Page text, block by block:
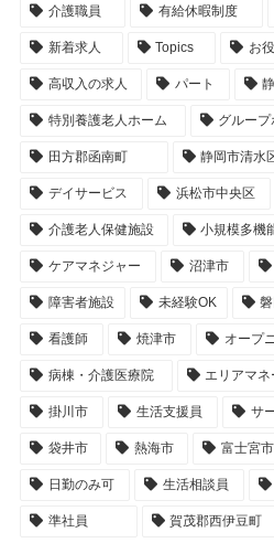
介護職員 有給休暇制度
新着求人 Topics お
高収入の求人 パート
特別養護老人ホーム グループ
田方郡函南町 静岡市清水
デイサービス 浜松市中央区
介護老人保健施設 小規模多機
ケアマネジャー 沼津市
障害者施設 未経験OK
看護師 焼津市 オープ
病棟・介護医療院 エリアマ
掛川市 生活支援員 サ
袋井市 熱海市 富士宮市
日勤のみ可 生活相談員
準社員 賀茂郡西伊豆町